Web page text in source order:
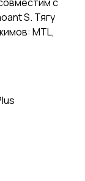
S. Тягу
MTL,